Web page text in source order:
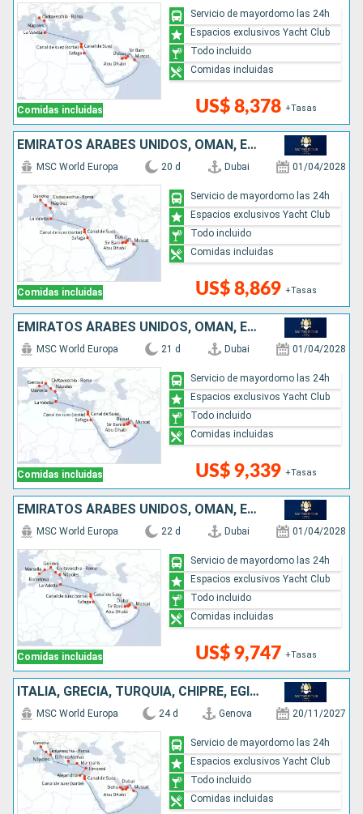
Comidas incluidas US$ 8,378 +Tasas
Servicio de mayordomo las 24h
Espacios exclusivos Yacht Club
Todo incluido
Comidas incluidas
EMIRATOS ÁRABES UNIDOS, OMAN, EGIPTO, MALTA, ITALIA
Comidas incluidas
MSC World Europa 20 d Dubai 01/04/2028
US$ 8,869 +Tasas
Servicio de mayordomo las 24h
Espacios exclusivos Yacht Club
Todo incluido
Comidas incluidas
EMIRATOS ÁRABES UNIDOS, OMAN, EGIPTO, MALTA, ITALIA, FRANCIA
Comidas incluidas
MSC World Europa 21 d Dubai 01/04/2028
US$ 9,339 +Tasas
Servicio de mayordomo las 24h
Espacios exclusivos Yacht Club
Todo incluido
Comidas incluidas
EMIRATOS ÁRABES UNIDOS, OMAN, EGIPTO, MALTA, ITALIA, FRANCIA, ESPAÑA
Comidas incluidas
MSC World Europa 22 d Dubai 01/04/2028
US$ 9,747 +Tasas
Servicio de mayordomo las 24h
Espacios exclusivos Yacht Club
Todo incluido
Comidas incluidas
ITALIA, GRECIA, TURQUÍA, CHIPRE, EGIPTO, OMAN, QATAR, EMIRATOS ÁRABES UNIDOS
MSC World Europa 24 d Genova 20/11/2027
Servicio de mayordomo las 24h
Espacios exclusivos Yacht Club
Todo incluido
Comidas incluidas